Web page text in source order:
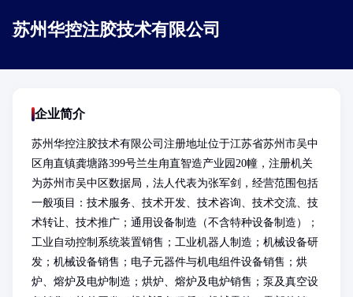
苏州华控注胶技术有限公司
企业简介
苏州华控注胶技术有限公司注册地址位于江苏省苏州市吴中
区甪直镇龚塘路399号兰生甪直智造产业园20幢，注册机关
为苏州市吴中区数据局，法人代表为张军剑，经营范围包括
一般项目：技术服务、技术开发、技术咨询、技术交流、技
术转让、技术推广；通用设备制造（不含特种设备制造）；
工业自动控制系统装置销售；工业机器人制造；机械设备研
发；机械设备销售；电子元器件与机电组件设备销售；烘
炉、熔炉及电炉制造；烘炉、熔炉及电炉销售；泵及真空设